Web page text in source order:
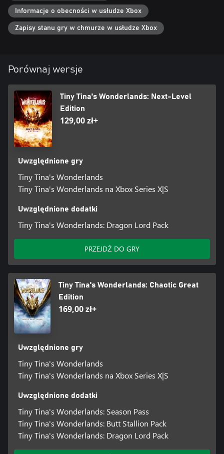
Informacje o obecności w usłudze Xbox
Zapisy stanu gry w chmurze w usłudze Xbox
Porównaj wersje
Tiny Tina's Wonderlands: Next-Level
Edition
129,00 zł+
Uwzględnione gry
Tiny Tina's Wonderlands
Tiny Tina's Wonderlands na Xbox Series X|S
Uwzględnione dodatki
Tiny Tina's Wonderlands: Dragon Lord Pack
PRZEJDŹ DO GRY
Tiny Tina's Wonderlands: Chaotic Great
Edition
169,00 zł+
Uwzględnione gry
Tiny Tina's Wonderlands
Tiny Tina's Wonderlands na Xbox Series X|S
Uwzględnione dodatki
Tiny Tina's Wonderlands: Season Pass
Tiny Tina's Wonderlands: Butt Stallion Pack
Tiny Tina's Wonderlands: Dragon Lord Pack